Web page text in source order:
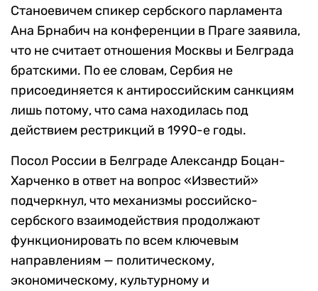
Станоевичем спикер сербского парламента
Ана Брнабич на конференции в Праге заявила,
что не считает отношения Москвы и Белграда
братскими. По ее словам, Сербия не
присоединяется к антироссийским санкциям
лишь потому, что сама находилась под
действием рестрикций в 1990-е годы.
Посол России в Белграде Александр Боцан-
Харченко в ответ на вопрос «Известий»
подчеркнул, что механизмы российско-
сербского взаимодействия продолжают
функционировать по всем ключевым
направлениям — политическому,
экономическому, культурному и